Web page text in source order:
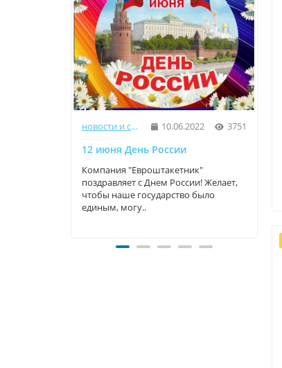
новости и статьи 10.06.2022 3751
12 июня День России
Компания "Евроштакетник"
поздравляет с Днем России! Желает,
чтобы наше государство было
единым, могу..